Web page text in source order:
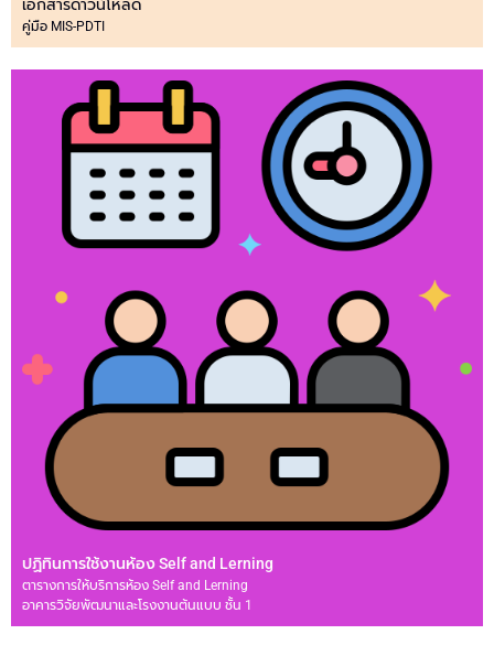
เอกสารดาวน์โหลด
คู่มือ MIS-PDTI
ปฏิทินการใช้งานห้อง Self and Lerning
ตารางการให้บริการห้อง Self and Lerning
อาคารวิจัยพัฒนาและโรงงานต้นแบบ ชั้น 1